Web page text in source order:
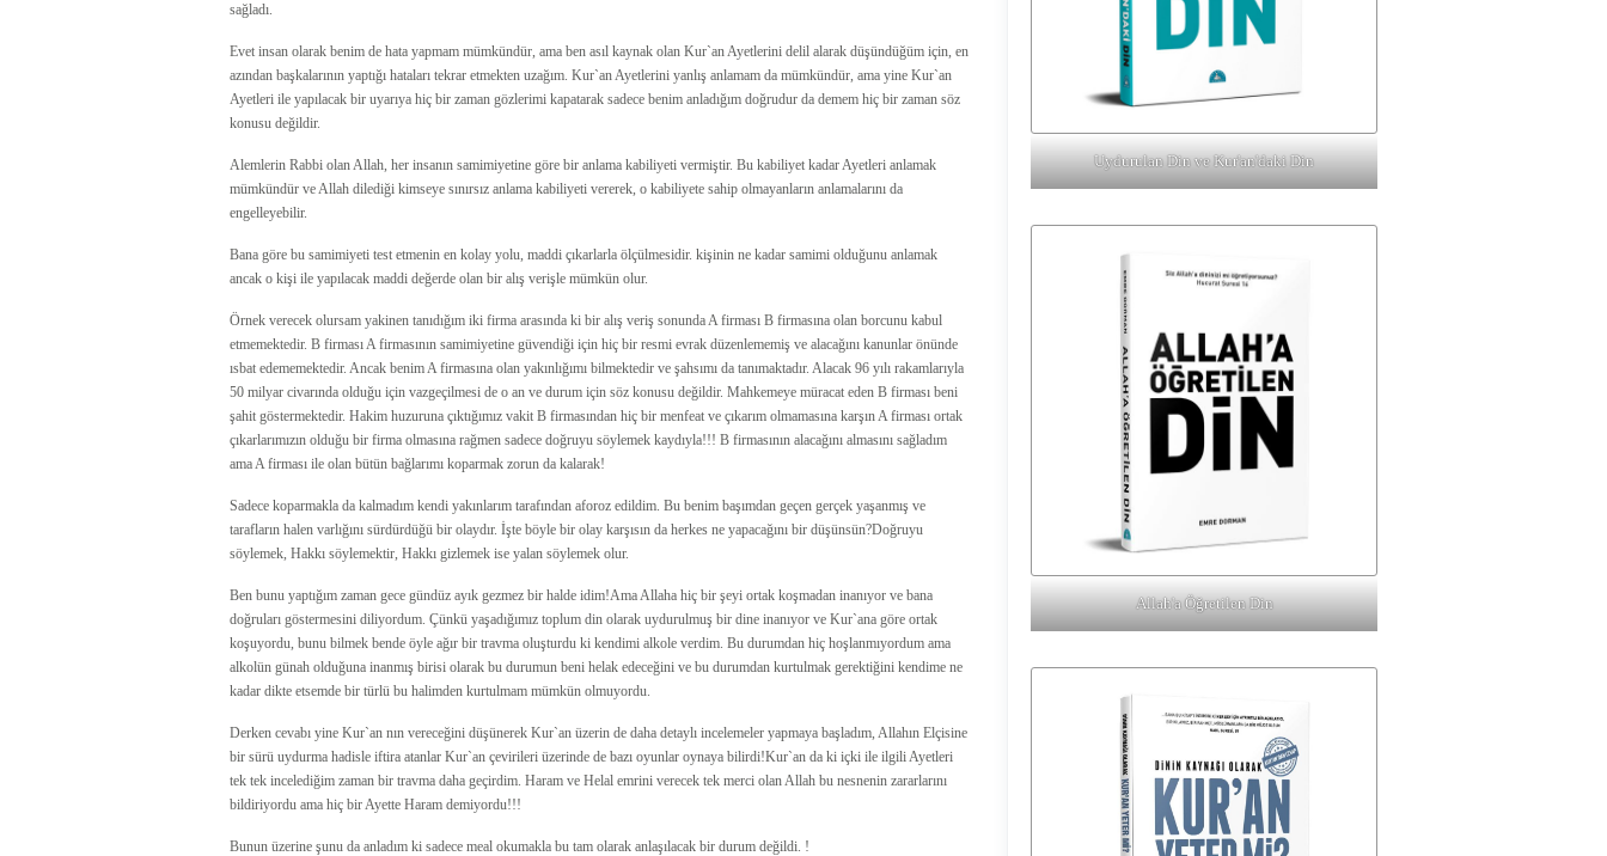
sağladı.
Evet insan olarak benim de hata yapmam mümkündür, ama ben asıl kaynak olan Kur`an Ayetlerini delil alarak düşündüğüm için, en
azından başkalarının yaptığı hataları tekrar etmekten uzağım. Kur`an Ayetlerini yanlış anlamam da mümkündür, ama yine Kur`an
Ayetleri ile yapılacak bir uyarıya hiç bir zaman gözlerimi kapatarak sadece benim anladığım doğrudur da demem hiç bir zaman söz
konusu değildir.
Alemlerin Rabbi olan Allah, her insanın samimiyetine göre bir anlama kabiliyeti vermiştir. Bu kabiliyet kadar Ayetleri anlamak
mümkündür ve Allah dilediği kimseye sınırsız anlama kabiliyeti vererek, o kabiliyete sahip olmayanların anlamalarını da
engelleyebilir.
Bana göre bu samimiyeti test etmenin en kolay yolu, maddi çıkarlarla ölçülmesidir. kişinin ne kadar samimi olduğunu anlamak
ancak o kişi ile yapılacak maddi değerde olan bir alış verişle mümkün olur.
Örnek verecek olursam yakinen tanıdığım iki firma arasında ki bir alış veriş sonunda A firması B firmasına olan borcunu kabul
etmemektedir. B firması A firmasının samimiyetine güvendiği için hiç bir resmi evrak düzenlememiş ve alacağını kanunlar önünde
ısbat edememektedir. Ancak benim A firmasına olan yakınlığımı bilmektedir ve şahsımı da tanımaktadır. Alacak 96 yılı rakamlarıyla
50 milyar civarında olduğu için vazgeçilmesi de o an ve durum için söz konusu değildir. Mahkemeye müracat eden B firması beni
şahit göstermektedir. Hakim huzuruna çıktığımız vakit B firmasından hiç bir menfeat ve çıkarım olmamasına karşın A firması ortak
çıkarlarımızın olduğu bir firma olmasına rağmen sadece doğruyu söylemek kaydıyla!!! B firmasının alacağını almasını sağladım
ama A firması ile olan bütün bağlarımı koparmak zorun da kalarak!
Sadece koparmakla da kalmadım kendi yakınlarım tarafından aforoz edildim. Bu benim başımdan geçen gerçek yaşanmış ve
tarafların halen varlığını sürdürdüğü bir olaydır. İşte böyle bir olay karşısın da herkes ne yapacağını bir düşünsün?Doğruyu
söylemek, Hakkı söylemektir, Hakkı gizlemek ise yalan söylemek olur.
Ben bunu yaptığım zaman gece gündüz ayık gezmez bir halde idim!Ama Allaha hiç bir şeyi ortak koşmadan inanıyor ve bana
doğruları göstermesini diliyordum. Çünkü yaşadığımız toplum din olarak uydurulmuş bir dine inanıyor ve Kur`ana göre ortak
koşuyordu, bunu bilmek bende öyle ağır bir travma oluşturdu ki kendimi alkole verdim. Bu durumdan hiç hoşlanmıyordum ama
alkolün günah olduğuna inanmış birisi olarak bu durumun beni helak edeceğini ve bu durumdan kurtulmak gerektiğini kendime ne
kadar dikte etsemde bir türlü bu halimden kurtulmam mümkün olmuyordu.
Derken cevabı yine Kur`an nın vereceğini düşünerek Kur`an üzerin de daha detaylı incelemeler yapmaya başladım, Allahın Elçisine
bir sürü uydurma hadisle iftira atanlar Kur`an çevirileri üzerinde de bazı oyunlar oynaya bilirdi!Kur`an da ki içki ile ilgili Ayetleri
tek tek incelediğim zaman bir travma daha geçirdim. Haram ve Helal emrini verecek tek merci olan Allah bu nesnenin zararlarını
bildiriyordu ama hiç bir Ayette Haram demiyordu!!!
Bunun üzerine şunu da anladım ki sadece meal okumakla bu tam olarak anlaşılacak bir durum değildi. !
Uydurulan Din ve Kur'an'daki Din
Allah'a Öğretilen Din